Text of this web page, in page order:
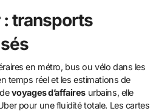
transports
en métro, bus ou vélo dans les
temps réel et les estimations de
voyages d’affaires urbains, elle
pour une fluidité totale. Les cartes